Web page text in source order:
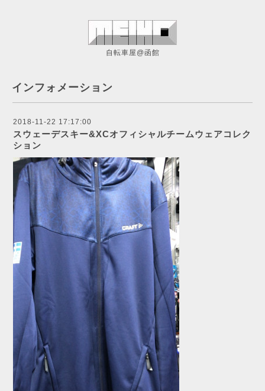
自転車屋@函館
インフォメーション
2018-11-22 17:17:00
スウェーデスキー&XCオフィシャルチームウェアコレク
ション